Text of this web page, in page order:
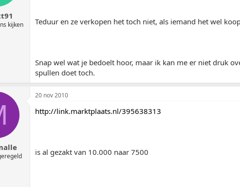
kijken Teduur en ze verkopen het toch niet, als iemand het wel
Snap wel wat je bedoelt hoor, maar ik kan me er niet druk
spullen doet toch.
20 nov 2010
http://link.marktplaats.nl/395638313
is al gezakt van 10.000 naar 7500